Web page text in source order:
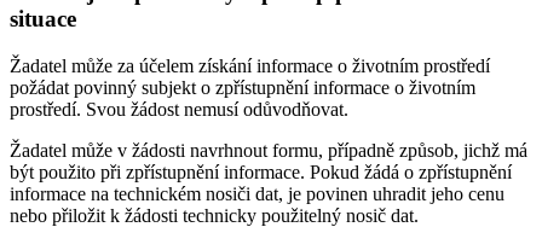
situace
Žadatel může za účelem získání informace o životním prostředí
požádat povinný subjekt o zpřístupnění informace o životním
prostředí. Svou žádost nemusí odůvodňovat.
Žadatel může v žádosti navrhnout formu, případně způsob, jichž má
být použito při zpřístupnění informace. Pokud žádá o zpřístupnění
informace na technickém nosiči dat, je povinen uhradit jeho cenu
nebo přiložit k žádosti technicky použitelný nosič dat.